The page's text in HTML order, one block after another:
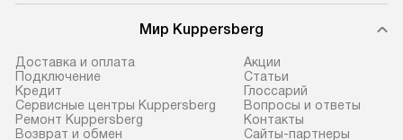
Мир Kuppersberg
Доставка и оплата
Подключение
Кредит
Сервисные центры Kuppersberg
Ремонт Kuppersberg
Возврат и обмен
Акции
Cтатьи
Глоссарий
Вопросы и ответы
Контакты
Сайты-партнеры